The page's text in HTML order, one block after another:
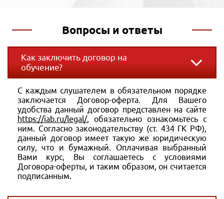
Вопросы и ответы
Как заключить договор на
обучение?
С каждым слушателем в обязательном порядке
заключается Договор-оферта. Для Вашего
удобства данный договор представлен на сайте
https://iab.ru/legal/, обязательно ознакомьтесь с
ним. Согласно законодательству (ст. 434 ГК РФ),
данный договор имеет такую же юридическую
силу, что и бумажный. Оплачивая выбранный
Вами курс, Вы соглашаетесь с условиями
Договора-оферты, и таким образом, он считается
подписанным.